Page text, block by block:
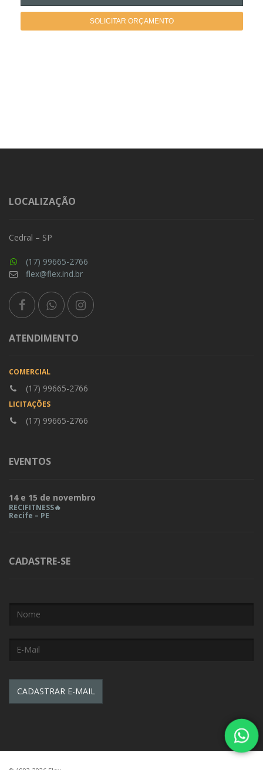
SOLICITAR ORÇAMENTO
LOCALIZAÇÃO
Cedral – SP
(17) 99665-2766
flex@flex.ind.br
ATENDIMENTO
COMERCIAL
(17) 99665-2766
LICITAÇÕES
(17) 99665-2766
EVENTOS
14 e 15 de novembro
RECIFITNESS🔥
Recife – PE
CADASTRE-SE